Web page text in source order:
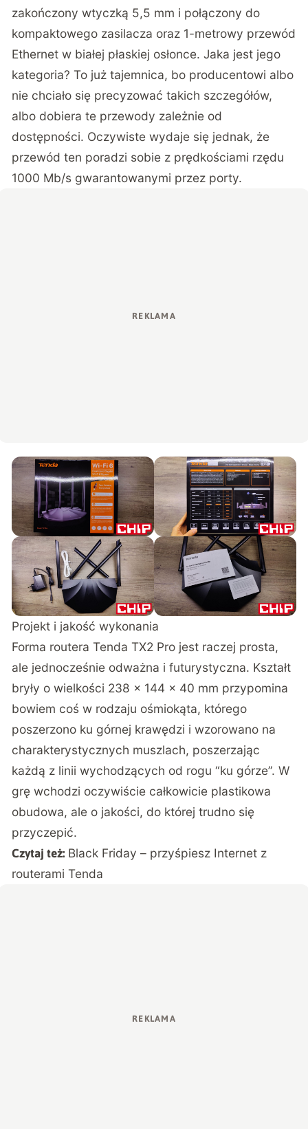
zakończony wtyczką 5,5 mm i połączony do
kompaktowego zasilacza oraz 1-metrowy przewód
Ethernet w białej płaskiej osłonce. Jaka jest jego
kategoria? To już tajemnica, bo producentowi albo
nie chciało się precyzować takich szczegółów,
albo dobiera te przewody zależnie od
dostępności. Oczywiste wydaje się jednak, że
przewód ten poradzi sobie z prędkościami rzędu
1000 Mb/s gwarantowanymi przez porty.
Projekt i jakość wykonania
Forma routera Tenda TX2 Pro jest raczej prosta,
ale jednocześnie odważna i futurystyczna. Kształt
bryły o wielkości 238 x 144 x 40 mm przypomina
bowiem coś w rodzaju ośmiokąta, którego
poszerzono ku górnej krawędzi i wzorowano na
charakterystycznych muszlach, poszerzając
każdą z linii wychodzących od rogu “ku górze”. W
grę wchodzi oczywiście całkowicie plastikowa
obudowa, ale o jakości, do której trudno się
przyczepić.
Czytaj też: Black Friday – przyśpiesz Internet z
routerami Tenda